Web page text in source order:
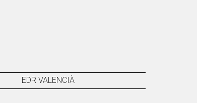
EDR VALENCIÀ